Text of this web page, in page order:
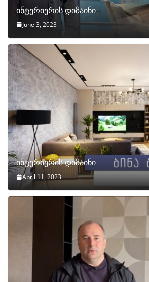
ინტერიერის დიზაინი
June 3, 2023
ინტერიერის დიზაინი
April 11, 2023